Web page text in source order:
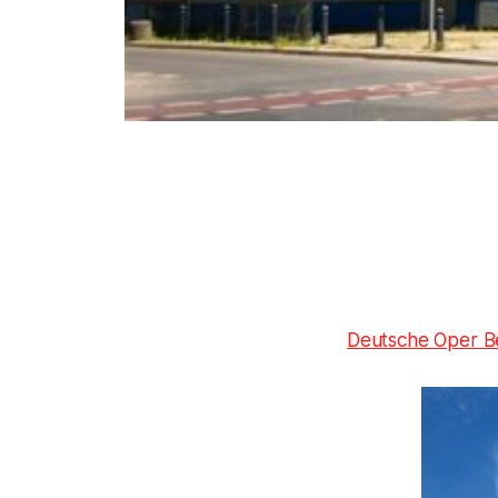
Deutsche Oper